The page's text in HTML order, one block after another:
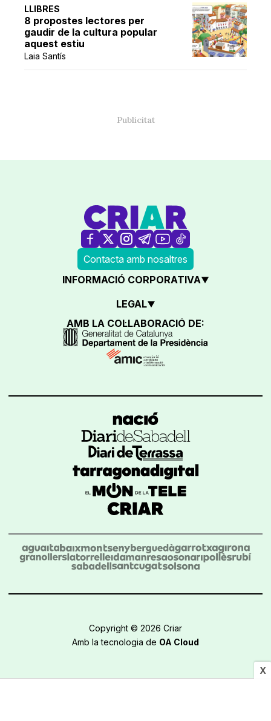
X
LLIBRES
8 propostes lectores per
gaudir de la cultura popular
aquest estiu
Laia Santís
Contacta amb nosaltres
INFORMACIÓ CORPORATIVA
LEGAL
AMB LA COL·LABORACIÓ DE:
Copyright © 2026 Criar
Amb la tecnologia de OA Cloud